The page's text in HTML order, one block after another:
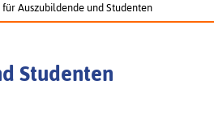
Auszubildende und Studenten
Studenten